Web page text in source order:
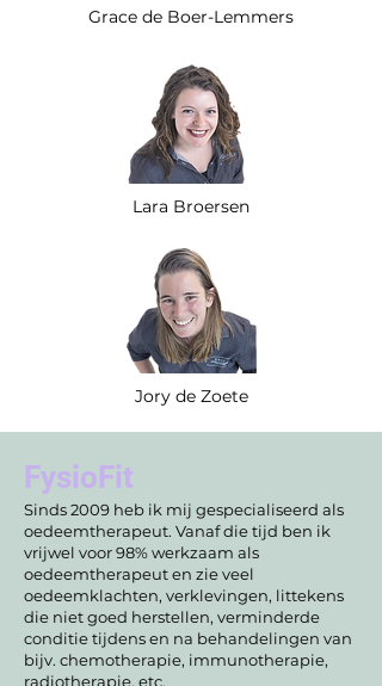
Grace de Boer-Lemmers
Lara Broersen
Jory de Zoete
FysioFit
Sinds 2009 heb ik mij gespecialiseerd als
oedeemtherapeut. Vanaf die tijd ben ik
vrijwel voor 98% werkzaam als
oedeemtherapeut en zie veel
oedeemklachten, verklevingen, littekens
die niet goed herstellen, verminderde
conditie tijdens en na behandelingen van
bijv. chemotherapie, immunotherapie,
radiotherapie, etc.